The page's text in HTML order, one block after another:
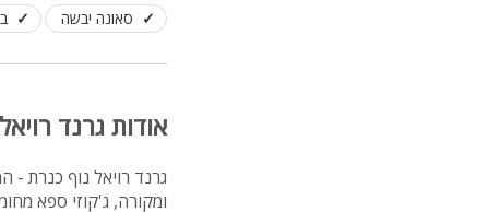
סאונה יבשה
אודות גרנד
גרנד רויאל נוף כנרת